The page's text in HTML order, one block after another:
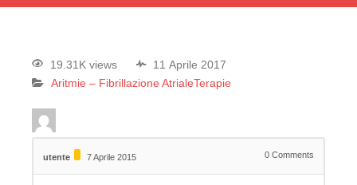
19.31K views
11 Aprile 2017
Aritmie – Fibrillazione AtrialeTerapie
utente 7 Aprile 2015 0 Comments